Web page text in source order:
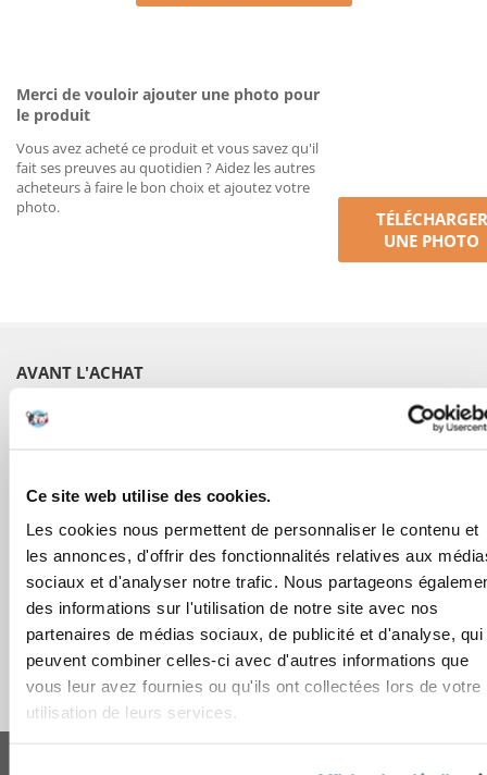
Ce site web utilise des cookies.
Les cookies nous permettent de personnaliser le contenu et
les annonces, d'offrir des fonctionnalités relatives aux
sociaux et d'analyser notre trafic. Nous partageons
des informations sur l'utilisation de notre site avec nos
partenaires de médias sociaux, de publicité et d'analyse, qui
peuvent combiner celles-ci avec d'autres informations que
vous leur avez fournies ou qu'ils ont collectées lors de votre
utilisation de leurs services.
Merci de vouloir ajouter une photo pour
le produit
Vous avez acheté ce produit et vous savez qu'il
fait ses preuves au quotidien ? Aidez les autres
acheteurs à faire le bon choix et ajoutez votre
photo.
TÉLÉCHARGER
UNE PHOTO
AVANT L'ACHAT
COMMANDES
APRÈS L'ACHAT
APPRENEZ À NOUS CONNAÎTRE